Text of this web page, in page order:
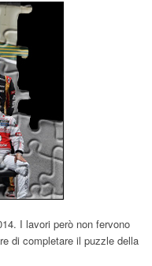
I lavori però non fervono
di completare il puzzle della